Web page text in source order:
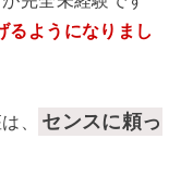
るようになりまし
、
センスに頼っ